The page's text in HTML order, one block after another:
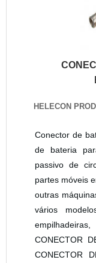
HELECON
Conector de
de bateria
passivo de
partes móveis
outras
vários
CONECTOR
CONECTOR